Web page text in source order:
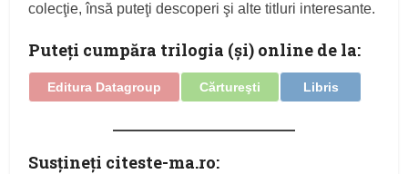
colecţie, însă puteţi descoperi şi alte titluri interesante.
Puteţi cumpăra trilogia (şi) online de la:
Editura Datagroup Cărtureşti Libris
Susţineţi citeste-ma.ro: